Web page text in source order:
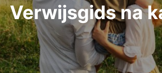
Verwijsgids na